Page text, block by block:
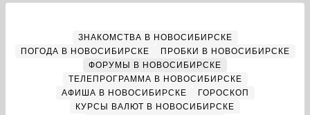
ЗНАКОМСТВА В НОВОСИБИРСКЕ
ПОГОДА В НОВОСИБИРСКЕ
ПРОБКИ В НОВОСИБИРСКЕ
ФОРУМЫ В НОВОСИБИРСКЕ
ТЕЛЕПРОГРАММА В НОВОСИБИРСКЕ
АФИША В НОВОСИБИРСКЕ
ГОРОСКОП
КУРСЫ ВАЛЮТ В НОВОСИБИРСКЕ